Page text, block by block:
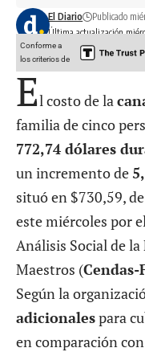
Última actualización
El Diario Publicado
Conforme a
los criterios de
El costo de la
familia de cinco
772,74 dólares
un incremento de
situó en $730,59,
este miércoles por
Análisis Social de
Maestros (Cendas-
Según la
adicionalespara
en comparación